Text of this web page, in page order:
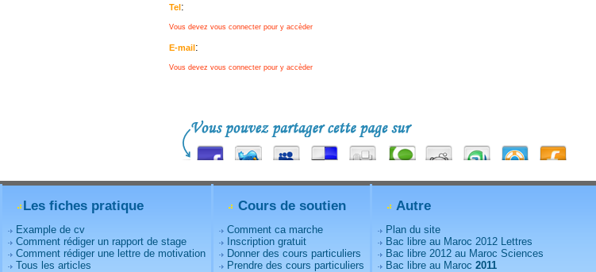
Tel:
Vous devez vous connecter pour y accèder
E-mail:
Vous devez vous connecter pour y accèder
Les fiches pratique
Example de cv
Comment rédiger un rapport de stage
Comment rédiger une lettre de motivation
Tous les articles
Cours de soutien
Comment ca marche
Inscription gratuit
Donner des cours particuliers
Prendre des cours particuliers
Autre
Plan du site
Bac libre au Maroc 2012 Lettres
Bac libre 2012 au Maroc Sciences
Bac libre au Maroc 2011